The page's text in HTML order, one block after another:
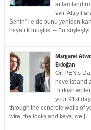
şair. Altı yıl
Senin” ile de bunu yeniden
hayatı konuştuk. – Bu
Margaret
Erdoğan
On PEN’s
novelist and
Turkish
your 91st
through the concrete walls of
wire, the locks and keys, we